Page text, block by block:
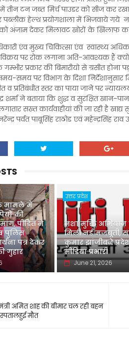
में तीन टन जब्त मिर्च पाउडर को सीज
हेल्थ प्रयोगशाला में भिजवाये गये
को अंजाम देकर मिलावट खोरों के खिलाफ
एंव मुख्य चिकित्सा एंव स्वास्थ्य
विक्रय पर रोक लगाना अति-आवश्यक हैं
प्रकार की बिमारीयो से ग्रसीत होना
समय-समय पर विभाग के दिशा
व प्रतिबंधीत स्तर का पाया जाने पर
शर्मा ने बताया कि शुद्ध व सुरक्षित
सख्त कार्यवाहीयां की जा रही है खाद्य
पर्वत पाबूसिंह राठोड एवं महेन्द्रसिंह राव
मामले में
की
पीड़ित ने
पुलिस
पत्र देकर
गुहार
उत्तर प्रदेश
नशा मुक्ति अभियान
मिली नई मजबूती,
कुमार झांजीबने
मीडिया प्रभारी
June 21, 2026
अमित शाह की बीमार चल रही बहन
मौत